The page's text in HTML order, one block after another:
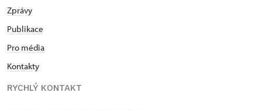
Zprávy
Publikace
Pro média
Kontakty
RYCHLÝ KONTAKT